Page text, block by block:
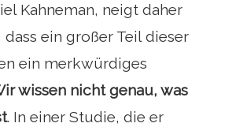
Kahneman, neigt daher
dass ein großer Teil dieser
ein merkwürdiges
wissen nicht genau, was
. In einer Studie, die er